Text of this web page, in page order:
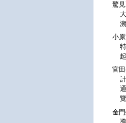
驚
小
官
覽
金